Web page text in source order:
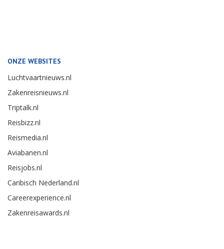
ONZE WEBSITES
Luchtvaartnieuws.nl
Zakenreisnieuws.nl
Triptalk.nl
Reisbizz.nl
Reismedia.nl
Aviabanen.nl
Reisjobs.nl
Caribisch Nederland.nl
Careerexperience.nl
Zakenreisawards.nl